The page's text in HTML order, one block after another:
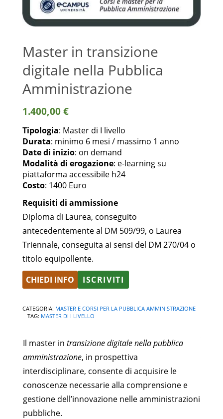
Master in transizione
digitale nella Pubblica
Amministrazione
1.400,00€
Tipologia: Master di I livello
Durata: minimo 6 mesi / massimo 1 anno
Date di inizio: on demand
Modalità di erogazione: e-learning su
piattaforma accessibile h24
Costo: 1400 Euro
Requisiti di ammissione
Diploma di Laurea, conseguito
antecedentemente al DM 509/99, o Laurea
Triennale, conseguita ai sensi del DM 270/04 o
titolo equipollente.
CHIEDI INFO
ISCRIVITI
CATEGORIA: MASTER E CORSI PER LA PUBBLICA AMMINISTRAZIONE
TAG: MASTER DI I LIVELLO
Il master in transizione digitale nella pubblica
amministrazione, in prospettiva
interdisciplinare, consente di acquisire le
conoscenze necessarie alla comprensione e
gestione dell’innovazione nelle amministrazioni
pubbliche.